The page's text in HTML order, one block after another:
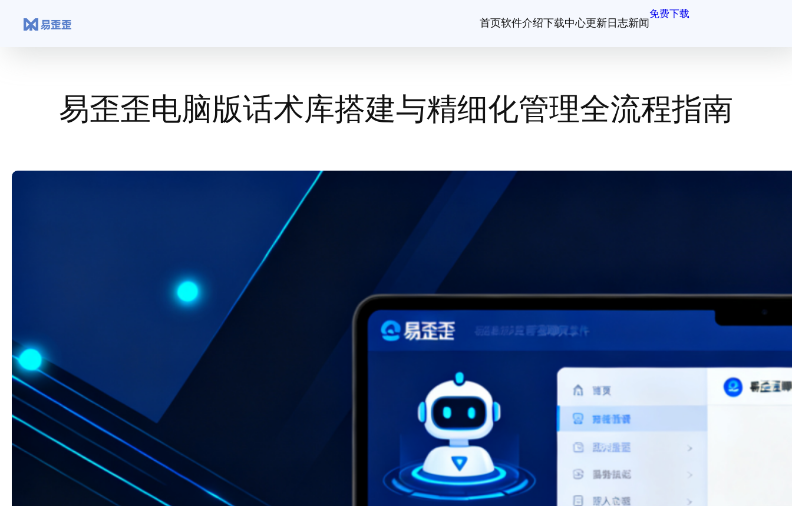
首页软件介绍下载中心更新日志新闻
免费下载
易歪歪电脑版话术库搭建与精细化管理全流程指南